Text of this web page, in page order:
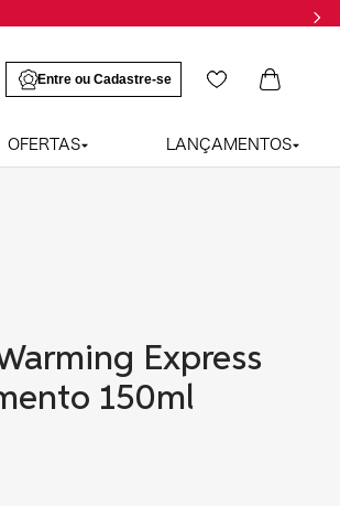
OFERTAS LANÇAMENTOS
Express
150ml